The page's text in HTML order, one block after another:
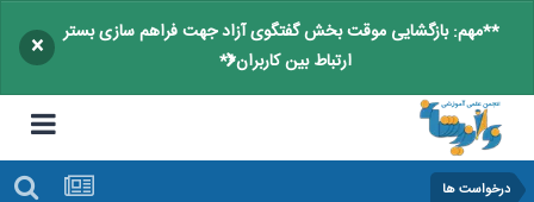
**مهم: بازگشایی موقت بخش گفتگوی آزاد جهت فراهم سازی بستر
ارتباط بین کاربران**
×
درخواست ها